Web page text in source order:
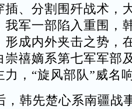
插、分割围歼战术，
我军一部陷入重围，
形成内外夹击之势，
崇禧嫡系第七军军部
力，“旋风部队”威名
韩先楚心系南疆战